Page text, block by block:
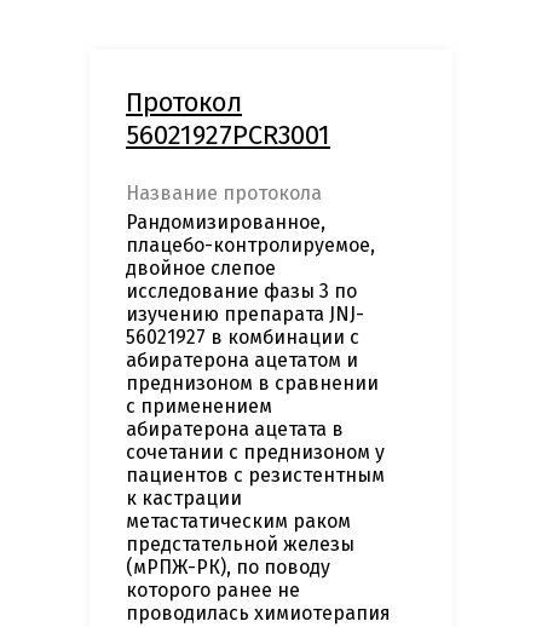
Протокол
56021927PCR3001
Название протокола
Рандомизированное,
плацебо-контролируемое,
двойное слепое
исследование фазы 3 по
изучению препарата JNJ-
56021927 в комбинации с
абиратерона ацетатом и
преднизоном в сравнении
с применением
абиратерона ацетата в
сочетании с преднизоном у
пациентов с резистентным
к кастрации
метастатическим раком
предстательной железы
(мРПЖ-РК), по поводу
которого ранее не
проводилась химиотерапия